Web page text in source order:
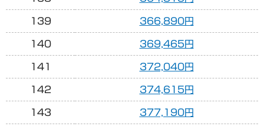
139 366,890円
140 369,465円
141 372,040円
142 374,615円
143 377,190円